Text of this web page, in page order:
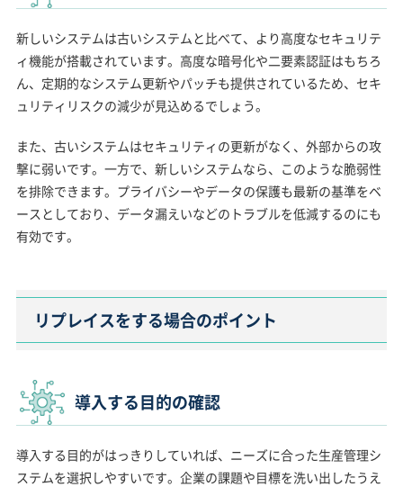
新しいシステムは古いシステムと比べて、より高度なセキュリテ
ィ機能が搭載されています。高度な暗号化や二要素認証はもちろ
ん、定期的なシステム更新やパッチも提供されているため、セキ
ュリティリスクの減少が見込めるでしょう。
また、古いシステムはセキュリティの更新がなく、外部からの攻
撃に弱いです。一方で、新しいシステムなら、このような脆弱性
を排除できます。プライバシーやデータの保護も最新の基準をベ
ースとしており、データ漏えいなどのトラブルを低減するのにも
有効です。
リプレイスをする場合のポイント
導入する目的の確認
導入する目的がはっきりしていれば、ニーズに合った生産管理シ
ステムを選択しやすいです。企業の課題や目標を洗い出したうえ